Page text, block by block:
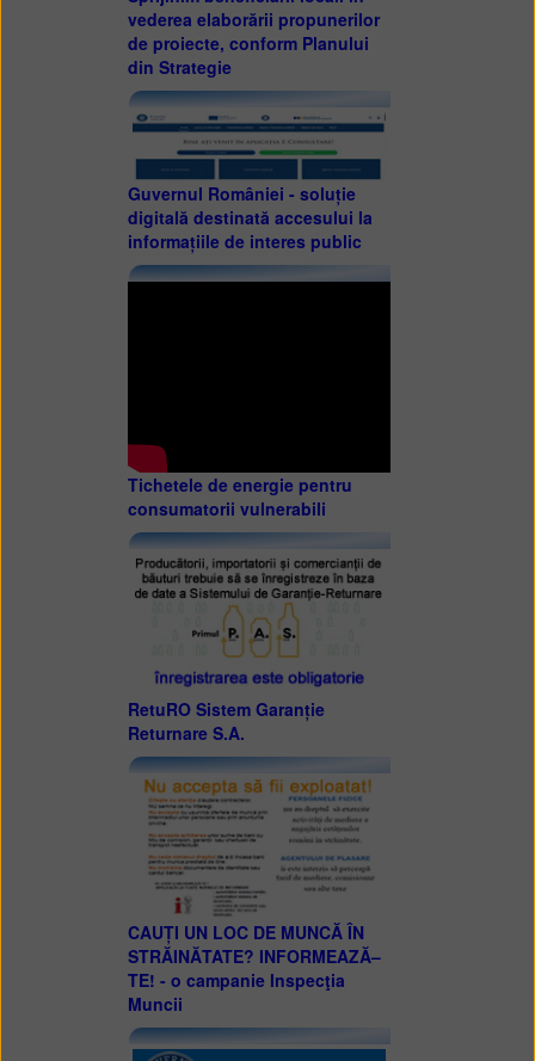
vederea elaborării propunerilor
de proiecte, conform Planului
din Strategie
Guvernul României - soluție
digitală destinată accesului la
informațiile de interes public
Tichetele de energie pentru
consumatorii vulnerabili
RetuRO Sistem Garanție
Returnare S.A.
CAUȚI UN LOC DE MUNCĂ ÎN
STRĂINĂTATE? INFORMEAZĂ–
TE! - o campanie Inspecţia
Muncii